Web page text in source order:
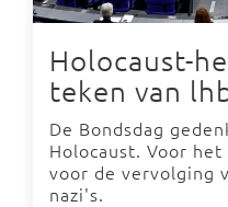
Holocaust-
teken van
De Bondsdag
Holocaust. Voor
voor de vervolging
nazi's.